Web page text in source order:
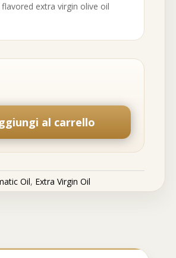
flavored extra virgin olive oil
al carrello
Oil, Extra Virgin Oil